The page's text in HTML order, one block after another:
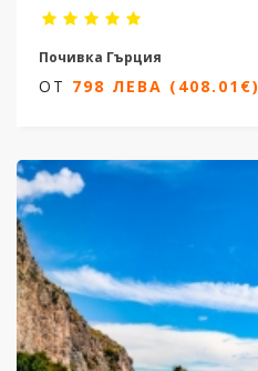
Почивка Гърция
7 нощувки/ 8 дни
ОТ
ОТ 798 ЛЕВА (408.01€)